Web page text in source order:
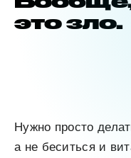
это зло.
Нужно просто
а не беситься и